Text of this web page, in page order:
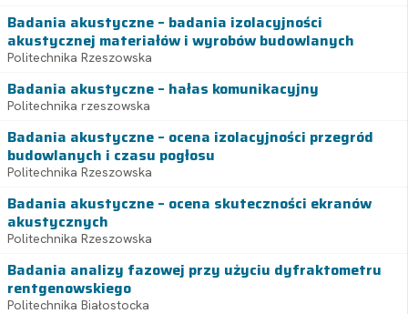
Badania akustyczne – badania izolacyjności
akustycznej materiałów i wyrobów budowlanych
Politechnika Rzeszowska
Badania akustyczne – hałas komunikacyjny
Politechnika rzeszowska
Badania akustyczne – ocena izolacyjności przegród
budowlanych i czasu pogłosu
Politechnika Rzeszowska
Badania akustyczne – ocena skuteczności ekranów
akustycznych
Politechnika Rzeszowska
Badania analizy fazowej przy użyciu dyfraktometru
rentgenowskiego
Politechnika Białostocka